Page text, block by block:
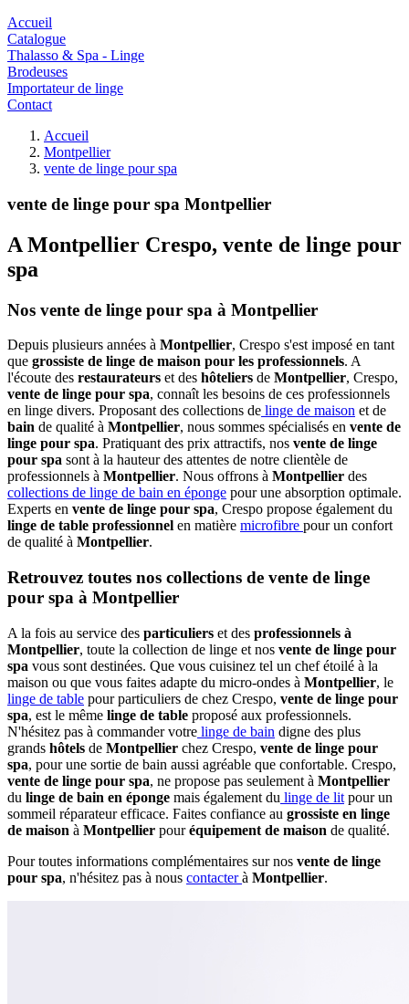
Accueil
Catalogue
Thalasso & Spa - Linge
Brodeuses
Importateur de linge
Contact
Accueil
Montpellier
vente de linge pour spa
vente de linge pour spa Montpellier
A Montpellier Crespo, vente de linge pour
spa
Nos vente de linge pour spa à Montpellier
Depuis plusieurs années à Montpellier, Crespo s'est imposé en tant
que grossiste de linge de maison pour les professionnels. A
l'écoute des restaurateurs et des hôteliers de Montpellier, Crespo,
vente de linge pour spa, connaît les besoins de ces professionnels
en linge divers. Proposant des collections de linge de maison et de
bain de qualité à Montpellier, nous sommes spécialisés en vente de
linge pour spa. Pratiquant des prix attractifs, nos vente de linge
pour spa sont à la hauteur des attentes de notre clientèle de
professionnels à Montpellier. Nous offrons à Montpellier des
collections de linge de bain en éponge pour une absorption optimale.
Experts en vente de linge pour spa, Crespo propose également du
linge de table professionnel en matière microfibre pour un confort
de qualité à Montpellier.
Retrouvez toutes nos collections de vente de linge
pour spa à Montpellier
A la fois au service des particuliers et des professionnels à
Montpellier, toute la collection de linge et nos vente de linge pour
spa vous sont destinées. Que vous cuisinez tel un chef étoilé à la
maison ou que vous faites adapte du micro-ondes à Montpellier, le
linge de table pour particuliers de chez Crespo, vente de linge pour
spa, est le même linge de table proposé aux professionnels.
N'hésitez pas à commander votre linge de bain digne des plus
grands hôtels de Montpellier chez Crespo, vente de linge pour
spa, pour une sortie de bain aussi agréable que confortable. Crespo,
vente de linge pour spa, ne propose pas seulement à Montpellier
du linge de bain en éponge mais également du linge de lit pour un
sommeil réparateur efficace. Faites confiance au grossiste en linge
de maison à Montpellier pouréquipement de maison de qualité.
Pour toutes informations complémentaires sur nos vente de linge
pour spa, n'hésitez pas à nous contacterà Montpellier.